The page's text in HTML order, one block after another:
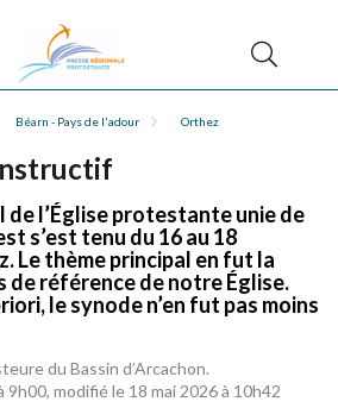
Béarn - Pays de l'adour Orthez
de l’Église protestante unie de
s’est tenu du 16 au 18
Le thème principal en fut la
de référence de notre Église.
le synode n’en fut pas moins
du Bassin d’Arcachon.
9h00, modifié le 18 mai 2026 à 10h42